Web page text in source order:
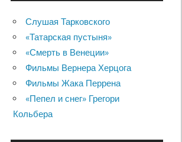
Слушая Тарковского
«Татарская пустыня»
«Смерть в Венеции»
Фильмы Вернера Херцога
Фильмы Жака Перрена
«Пепел и снег» Грегори
Кольбера